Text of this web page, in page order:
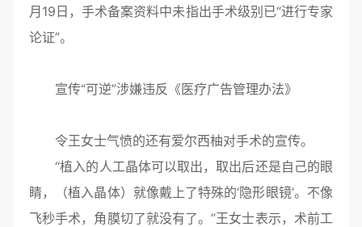
月19日，手术备案资料中未指出手术级别已“进行专家
论证”。
宣传“可逆”涉嫌违反《医疗广告管理办法》
令王女士气愤的还有爱尔西柚对手术的宣传。
“植入的人工晶体可以取出，取出后还是自己的眼
睛，（植入晶体）就像戴上了特殊的‘隐形眼镜’。不像
飞秒手术，角膜切了就没有了。”王女士表示，术前工